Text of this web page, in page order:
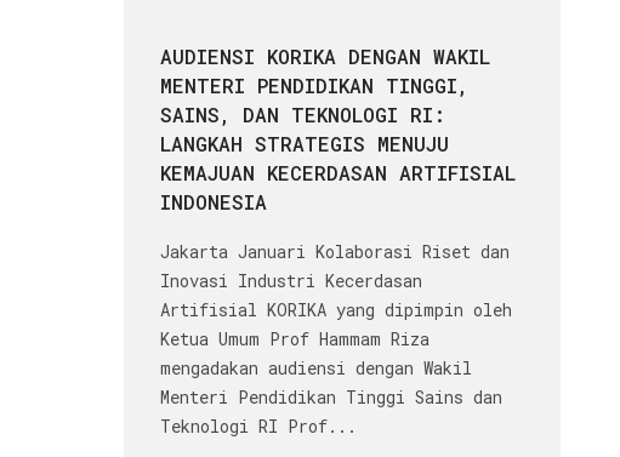
AUDIENSI KORIKA DENGAN WAKIL
MENTERI PENDIDIKAN TINGGI,
SAINS, DAN TEKNOLOGI RI:
LANGKAH STRATEGIS MENUJU
KEMAJUAN KECERDASAN ARTIFISIAL
INDONESIA
Jakarta Januari Kolaborasi Riset dan
Inovasi Industri Kecerdasan
Artifisial KORIKA yang dipimpin oleh
Ketua Umum Prof Hammam Riza
mengadakan audiensi dengan Wakil
Menteri Pendidikan Tinggi Sains dan
Teknologi RI Prof...